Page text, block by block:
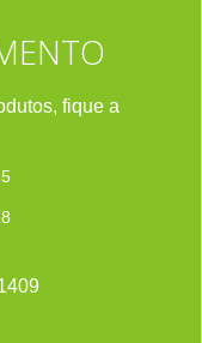
fique a